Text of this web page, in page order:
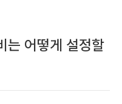
는 어떻게 설정할